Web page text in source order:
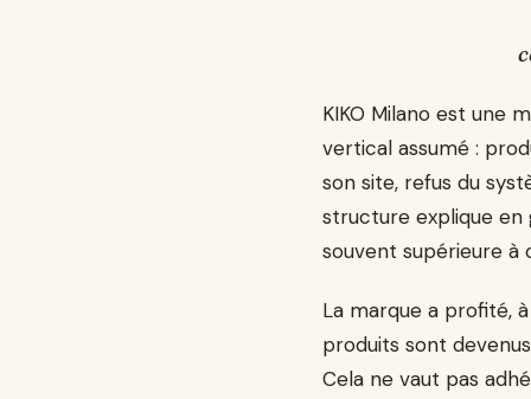
KIKO Milano est une
vertical assumé :
son site, refus du
structure explique en
souvent supérieure à
La marque a profité,
produits sont
Cela ne vaut pas